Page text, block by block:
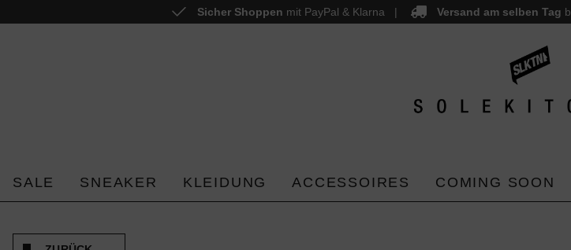
Zur Hauptnavigation springen
Sicher Shoppen mit PayPal & Klarna Versand am selben Tag
SALE SNEAKER KLEIDUNG ACCESSOIRES COMING SOON